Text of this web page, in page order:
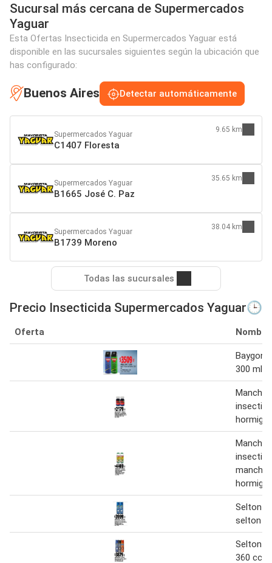
Sucursal más cercana de Supermercados
Yaguar
Esta Ofertas Insecticida en Supermercados Yaguar está
disponible en las sucursales siguientes según la ubicación que
has configurado:
Buenos Aires Detectar automáticamente
Supermercados Yaguar
C1407 Floresta
9.65 km
Supermercados Yaguar
B1665 José C. Paz
35.65 km
Supermercados Yaguar
B1739 Moreno
38.04 km
Todas las sucursales
Precio Insecticida Supermercados Yaguar🕒
Oferta Nombre
Baygon
300 ml
Selton
selton
Selton
360 cc.